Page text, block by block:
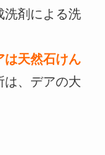
洗剤による洗
は天然石けん
は、デアの大